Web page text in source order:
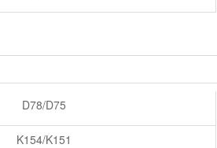
D78/D75
K154/K151